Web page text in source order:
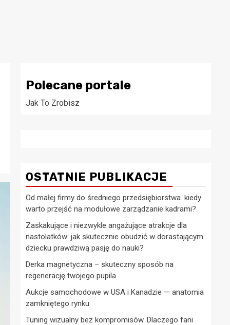
Polecane portale
Jak To Zrobisz
OSTATNIE PUBLIKACJE
Od małej firmy do średniego przedsiębiorstwa. kiedy
warto przejść na modułowe zarządzanie kadrami?
Zaskakujące i niezwykle angażujące atrakcje dla
nastolatków: jak skutecznie obudzić w dorastającym
dziecku prawdziwą pasję do nauki?
Derka magnetyczna – skuteczny sposób na
regenerację twojego pupila
Aukcje samochodowe w USA i Kanadzie — anatomia
zamkniętego rynku
Tuning wizualny bez kompromisów. Dlaczego fani